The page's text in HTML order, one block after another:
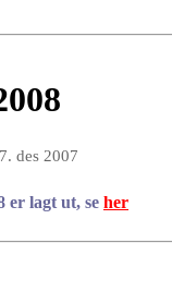
des 2007
er lagt ut, se her